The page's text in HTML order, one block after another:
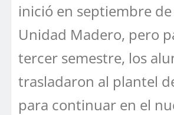
inició en septiembre
Unidad Madero, pero
tercer semestre, los
trasladaron al plantel
para continuar en el